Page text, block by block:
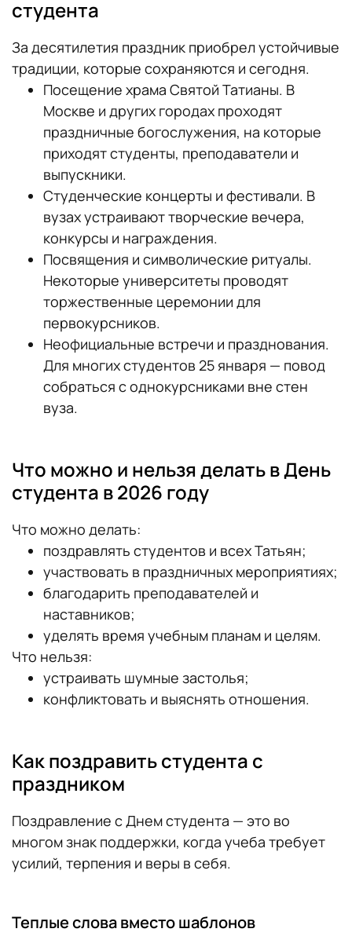
студента
За десятилетия праздник приобрел устойчивые
традиции, которые сохраняются и сегодня.
Посещение храма Святой Татианы. В
Москве и других городах проходят
праздничные богослужения, на которые
приходят студенты, преподаватели и
выпускники.
Студенческие концерты и фестивали. В
вузах устраивают творческие вечера,
конкурсы и награждения.
Посвящения и символические ритуалы.
Некоторые университеты проводят
торжественные церемонии для
первокурсников.
Неофициальные встречи и празднования.
Для многих студентов 25 января — повод
собраться с однокурсниками вне стен
вуза.
Что можно и нельзя делать в День
студента в 2026 году
Что можно делать:
поздравлять студентов и всех Татьян;
участвовать в праздничных мероприятиях;
благодарить преподавателей и
наставников;
уделять время учебным планам и целям.
Что нельзя:
устраивать шумные застолья;
конфликтовать и выяснять отношения.
Как поздравить студента с
праздником
Поздравление с Днем студента — это во
многом знак поддержки, когда учеба требует
усилий, терпения и веры в себя.
Теплые слова вместо шаблонов